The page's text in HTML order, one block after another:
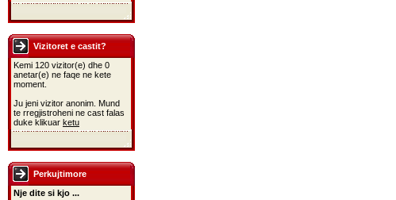
Vizitoret e castit?
Kemi 120 vizitor(e) dhe 0
anetar(e) ne faqe ne kete
moment.
Ju jeni vizitor anonim. Mund
te rregjistroheni ne cast falas
duke klikuar ketu
Perkujtimore
Nje dite si kjo ...